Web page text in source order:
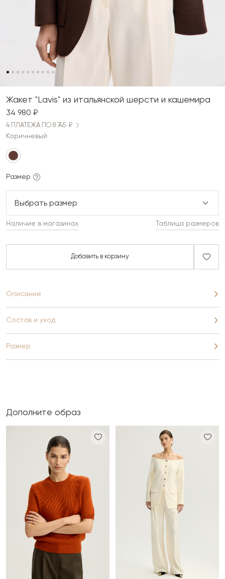
Жакет "Lavis" из итальянской шерсти и кашемира
34 980 ₽
4 ПЛАТЕЖА ПО 8 745 ₽
Коричневый
Размер
Выбрать размер
Таблица размеров
Наличие в магазинах
Добавить в корзину
Описание
Состав и уход
Размер
Дополните образ